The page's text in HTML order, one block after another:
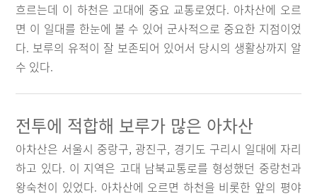
흐르는데 이 하천은 고대에 중요 교통로였다. 아차산에 오르
면 이 일대를 한눈에 볼 수 있어 군사적으로 중요한 지점이었
다. 보루의 유적이 잘 보존되어 있어서 당시의 생활상까지 알
수 있다.
전투에 적합해 보루가 많은 아차산
아차산은 서울시 중랑구, 광진구, 경기도 구리시 일대에 자리
하고 있다. 이 지역은 고대 남북교통로를 형성했던 중랑천과
왕숙천이 있었다. 아차산에 오르면 하천을 비롯한 앞의 평야